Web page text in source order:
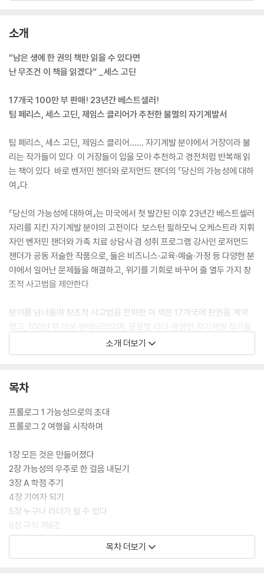
소개
“남은 생에 한 권의 책만 읽을 수 있다면
난 무조건 이 책을 읽겠다” _세스 고딘
17개국 100만 부 판매! 23년간 베스트셀러!
팀 페리스, 세스 고딘, 제임스 클리어가 추천한 불멸의 자기계발서
팀 페리스, 세스 고딘, 제임스 클리어…… 자기계발 분야에서 거장이라 불
리는 작가들이 있다. 이 거장들이 입을 모아 추천하고 경전처럼 반복해 읽
는 책이 있다. 바로 벤저민 젠더와 로저먼드 잰더의 『당신의 가능성에 대하
여』다.
『당신의 가능성에 대하여』는 미국에서 첫 발간된 이후 23년간 베스트셀러
자리를 지킨 자기계발 분야의 고전이다. 보스턴 필하모닉 오케스트라 지휘
자인 벤저민 잰더와 가족 치료 상담사 겸 성취 프로그램 강사인 로저먼드
잰더가 공동 저술한 작품으로, 둘은 비즈니스·교육·예술·가정 등 다양한 분
야에서 일어난 문제들을 해결하고, 위기를 기회로 바꾸어 줄 열두 가지 창
조적 사고법을 제안한다.
분야를 넘나들며 창조적 사고법을 전파한 이 책은 17개국에 판권을 계약
했고, 100만 부 이상 판매되었으며, 글로벌 리더·경영인·자기계발 작가들
의 극찬을 받으며 불멸의 고전으로 발돋움했다. 이 책을 향한 그들의 찬사
는 다음과 같다.
남은 생에 한 권의 책만 읽을 수 있다면 난 무조건 이 책을 읽겠다.
두고두고 여러 번 읽는 책.
‘내 인생의 모든 것은 내가 만든 것이다.’ 이 한 문장이 내 삶의 절대적인 모
토가 되었고, 어떤 상황에서도 나의 가능성에 집중할 수 있게 되었다.
_제임스 클리어, 『아주 작은 습관의 힘』 저자
이 책에 담긴 열정적인 에너지는 이 책을 읽는 모든 사람의 삶을 근본적으
로 변화시키는 강력한 기폭제가 되어줄 것이다.
_클라우스 슈밥, 세계경제포럼 창립자
소개 더보기
목차
프롤로그 1 가능성으로의 초대
프롤로그 2 여행을 시작하며
1장 모든 것은 만들어졌다
2장 가능성의 우주로 한 걸음 내딛기
3장 A 학점 주기
4장 기여자 되기
5장 누구나 리더가 될 수 있다
6장 규칙 제6조
7장 있는 그대로 존재하기
목차 더보기